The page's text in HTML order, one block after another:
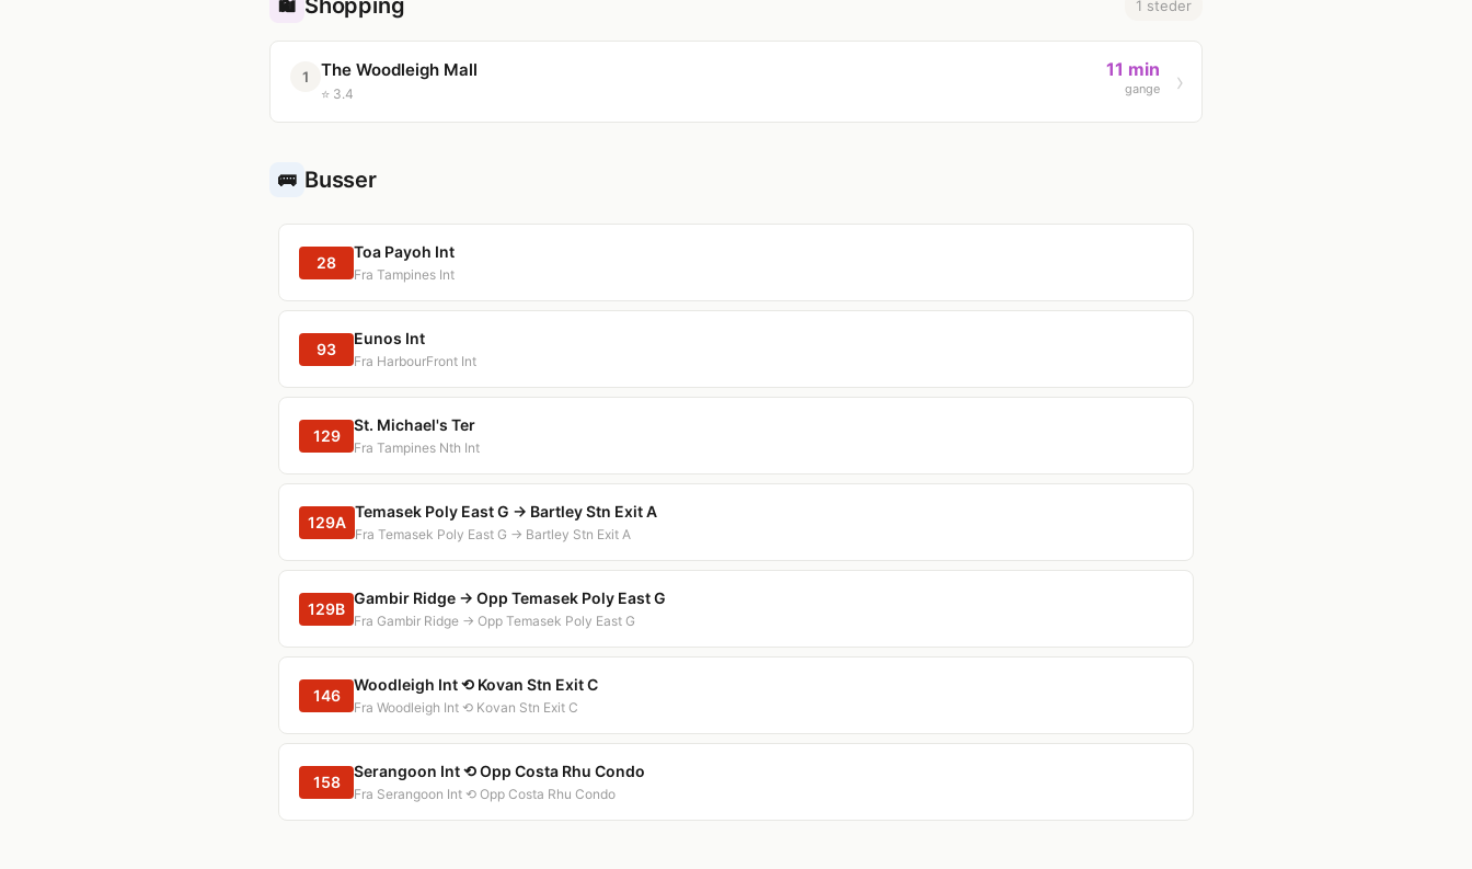
🛍️ Shopping 1 steder
1 The Woodleigh Mall
⭐ 3.4
11 min
gange
🚌 Busser
28
Toa Payoh Int
Fra Tampines Int
93
Eunos Int
Fra HarbourFront Int
129
St. Michael's Ter
Fra Tampines Nth Int
129A
Temasek Poly East G → Bartley Stn Exit A
Fra Temasek Poly East G → Bartley Stn Exit A
129B
Gambir Ridge → Opp Temasek Poly East G
Fra Gambir Ridge → Opp Temasek Poly East G
146
Woodleigh Int ⟲ Kovan Stn Exit C
Fra Woodleigh Int ⟲ Kovan Stn Exit C
158
Serangoon Int ⟲ Opp Costa Rhu Condo
Fra Serangoon Int ⟲ Opp Costa Rhu Condo